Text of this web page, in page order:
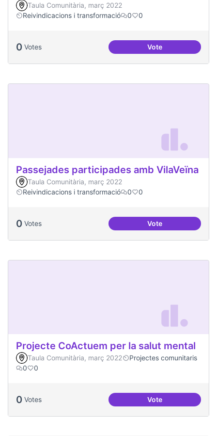
Taula Comunitària, març 2022
Reivindicacions i transformació
0 0
0 Votes VoteRedefinició Casal
Passejades participades amb VilaVeïna
Taula Comunitària, març 2022
Reivindicacions i transformació
0 0
0 Votes VotePassejades
Projecte CoActuem per la salut mental
Taula Comunitària, març 2022
Projectes comunitaris
0
0
0 Votes VoteProjecte